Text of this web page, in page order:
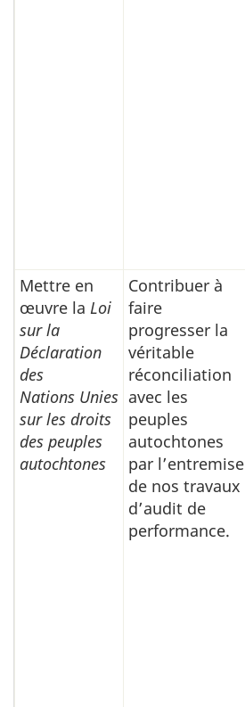
Mettre en
œuvre la Loi
sur la
Déclaration
des
Nations Unies
sur les droits
des peuples
autochtones
Contribuer à
faire
progresser la
véritable
réconciliation
avec les
peuples
autochtones
par l’entremise
de nos travaux
d’audit de
performance.